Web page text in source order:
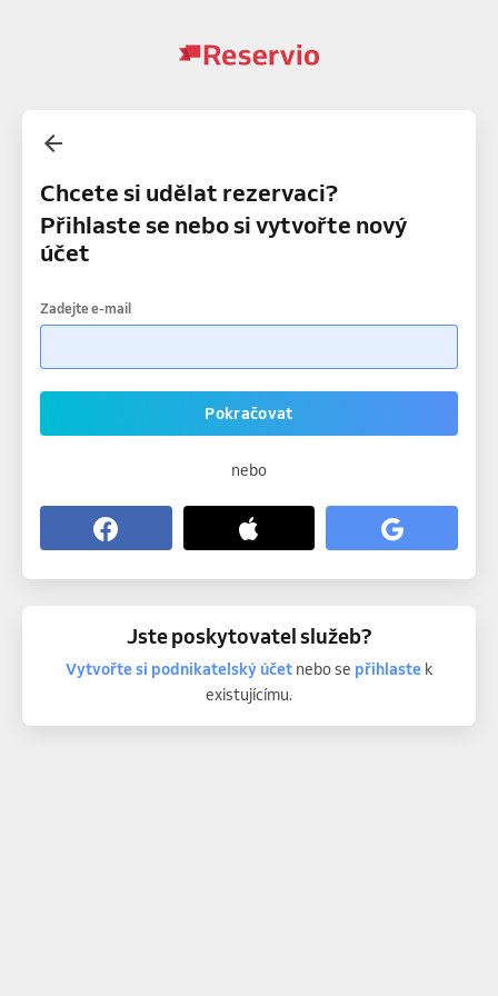
Chcete si udělat rezervaci?
Přihlaste se nebo si vytvořte nový
účet
Zadejte e-mail
Pokračovat
nebo
Jste poskytovatel služeb?
Vytvořte si podnikatelský účetnebo se přihlastek
existujícímu.